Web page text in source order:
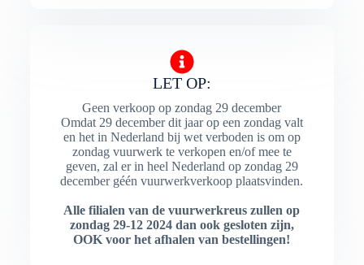
LET OP:
Geen verkoop op zondag 29 december
Omdat 29 december dit jaar op een zondag valt
en het in Nederland bij wet verboden is om op
zondag vuurwerk te verkopen en/of mee te
geven, zal er in heel Nederland op zondag 29
december géén vuurwerkverkoop plaatsvinden.
Alle filialen van de vuurwerkreus zullen op
zondag 29-12 2024 dan ook gesloten zijn,
OOK voor het afhalen van bestellingen!